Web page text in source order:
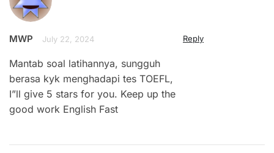
MWP July 22, 2024 Reply
Mantab soal latihannya, sungguh
berasa kyk menghadapi tes TOEFL,
I”ll give 5 stars for you. Keep up the
good work English Fast